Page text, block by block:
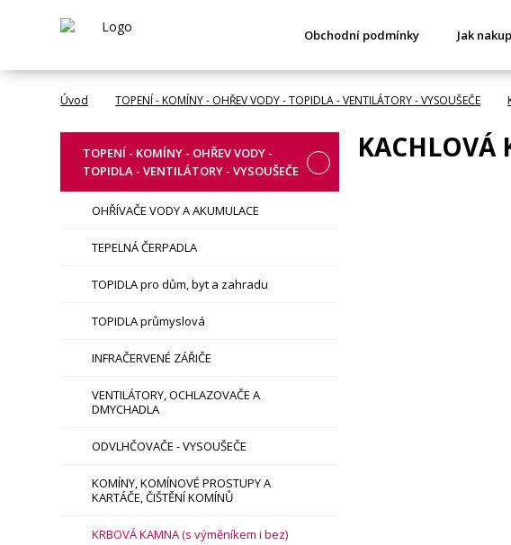
Obchodní podmínky Jak
Úvod TOPENÍ - KOMÍNY - OHŘEV VODY - TOPIDLA - VENTILÁTORY - VYSOUŠEČE
TOPENÍ - KOMÍNY - OHŘEV VODY -
TOPIDLA - VENTILÁTORY - VYSOUŠEČE
OHŘÍVAČE VODY A AKUMULACE
TEPELNÁ ČERPADLA
TOPIDLA pro dům, byt a zahradu
TOPIDLA průmyslová
INFRAČERVENÉ ZÁŘIČE
VENTILÁTORY, OCHLAZOVAČE A
DMYCHADLA
ODVLHČOVAČE - VYSOUŠEČE
KOMÍNY, KOMÍNOVÉ PROSTUPY A
KARTÁČE, ČIŠTĚNÍ KOMÍNŮ
KRBOVÁ KAMNA (s výměníkem i bez)
KACHLOVÁ